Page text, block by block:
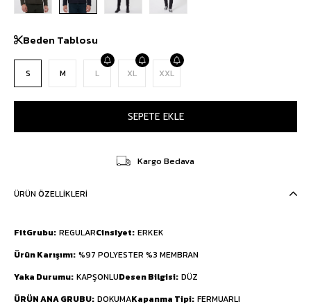
Beden Tablosu
S M L XL XXL
Kargo Bedava
ÜRÜN ÖZELLIKLERI
FitGrubu REGULARCinsiyet ERKEK
Ürün Karışımı %97 POLYESTER %3 MEMBRAN
Yaka Durumu KAPŞONLUDesen Bilgisi DÜZ
ÜRÜN ANA GRUBU DOKUMAKapanma Tipi FERMUARLI